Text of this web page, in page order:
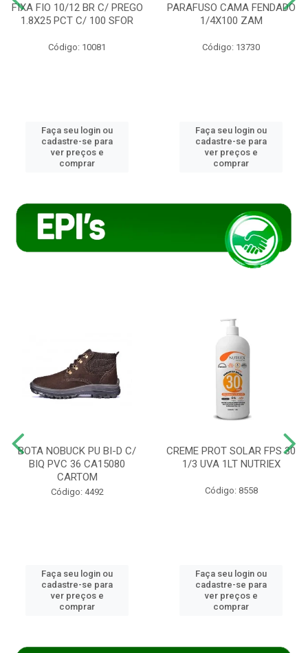
FIXA FIO 10/12 BR C/ PREGO
1.8X25 PCT C/ 100 SFOR
Código: 10081
Faça seu login ou
cadastre-se para
ver preços e
comprar
PARAFUSO CAMA FENDADO
1/4X100 ZAM
Código: 13730
Faça seu login ou
cadastre-se para
ver preços e
comprar
BOTA NOBUCK PU BI-D C/
BIQ PVC 36 CA15080
CARTOM
Código: 4492
Faça seu login ou
cadastre-se para
ver preços e
comprar
CREME PROT SOLAR FPS 30
1/3 UVA 1LT NUTRIEX
Código: 8558
Faça seu login ou
cadastre-se para
ver preços e
comprar